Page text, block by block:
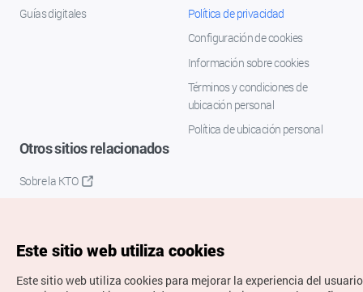
Guías digitales
Política de privacidad
Configuración de cookies
Información sobre cookies
Términos y condiciones de
ubicación personal
Política de ubicación personal
Otros sitios relacionados
Sobre la KTO
Este sitio web utiliza cookies
Este sitio web utiliza cookies para mejorar la experiencia del